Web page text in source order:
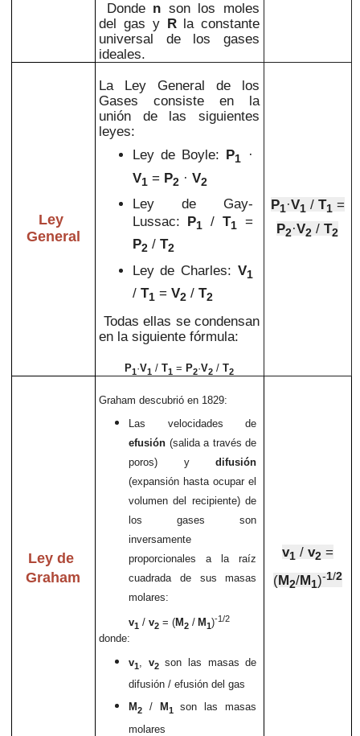
Donde n son los moles
del gas y R la constante
universal de los gases
ideales.
Ley
General
La Ley General de los
Gases consiste en la
unión de las siguientes
leyes:
Ley de Boyle: P1
·
V1 = P2 · V2
Ley de Gay-
Lussac: P1 / T1
=
P2 / T2
Ley de Charles: V1
/T1 = V2 / T2
Todas ellas se condensan
en la siguiente fórmula:
P1 ·V1 /T1 =P2·V2 /T2
P1·V1 /T1 =
P2·V2 /T2
Ley de
Graham
Graham descubrió en 1829:
Las velocidades de
efusión (salida a través de
poros) ydifusión
(expansión hasta ocupar el
volumen del recipiente) de
los gases son
inversamente
proporcionales a la raíz
cuadrada de sus masas
molares:
v1 /v2 = (M2 / M1)-1/2
donde:
v1 v2
son las masas de
difusión / efusión del gas
M2 / M1 son las masas
molares
v1 / v2 =
(M2/M1)-1/2